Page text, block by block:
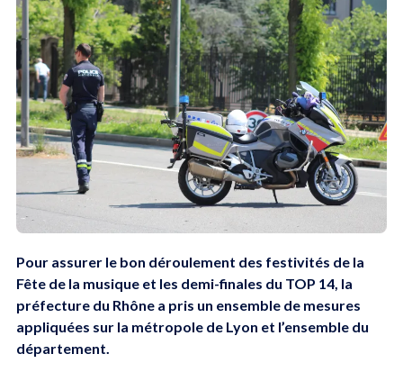
Pour assurer le bon déroulement des festivités de la
Fête de la musique et les demi-finales du TOP 14, la
préfecture du Rhône a pris un ensemble de mesures
appliquées sur la métropole de Lyon et l’ensemble du
département.